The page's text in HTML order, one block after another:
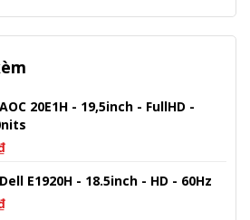
20E1H - 19,5inch - FullHD -
E1920H - 18.5inch - HD - 60Hz